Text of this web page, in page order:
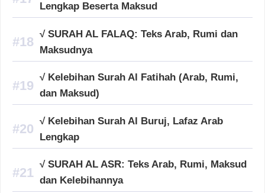
Lengkap Beserta Maksud
√ SURAH AL FALAQ: Teks Arab, Rumi dan
Maksudnya
√ Kelebihan Surah Al Fatihah (Arab, Rumi,
dan Maksud)
√ Kelebihan Surah Al Buruj, Lafaz Arab
Lengkap
√ SURAH AL ASR: Teks Arab, Rumi, Maksud
dan Kelebihannya